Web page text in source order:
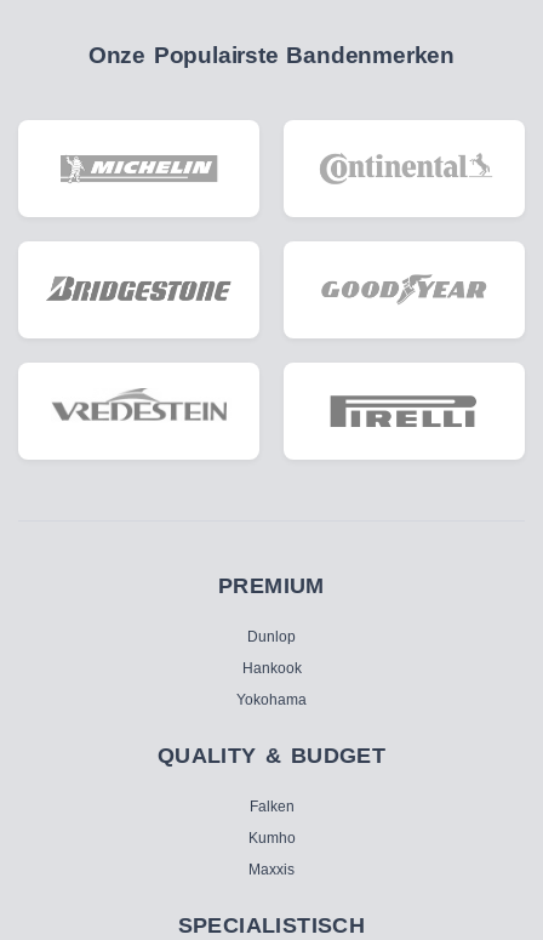
Onze Populairste Bandenmerken
PREMIUM
Dunlop
Hankook
Yokohama
QUALITY & BUDGET
Falken
Kumho
Maxxis
SPECIALISTISCH